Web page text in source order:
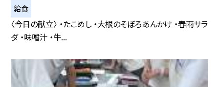
給食
〈今日の献立〉 ・たこめし ・大根のそぼろあんかけ ・春雨サラ
ダ ・味噌汁 ・牛...